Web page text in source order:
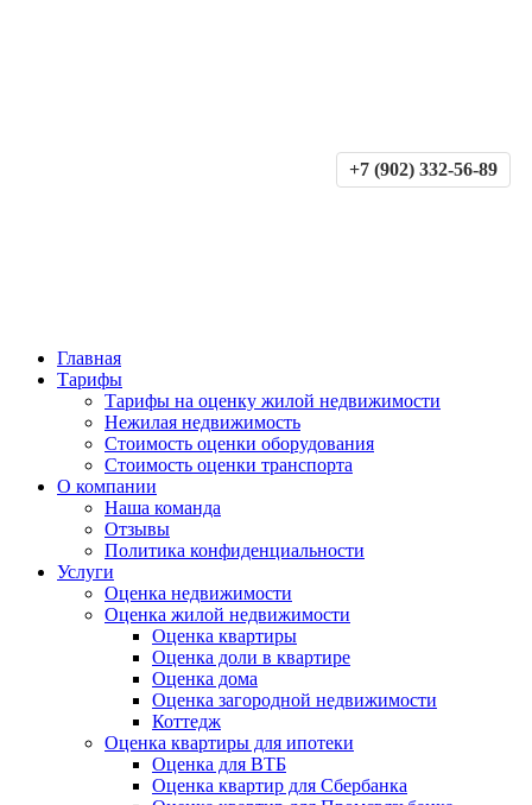
+7 (902) 332-56-89
Главная
Тарифы
Тарифы на оценку жилой недвижимости
Нежилая недвижимость
Стоимость оценки оборудования
Стоимость оценки транспорта
О компании
Наша команда
Отзывы
Политика конфиденциальности
Услуги
Оценка недвижимости
Оценка жилой недвижимости
Оценка квартиры
Оценка доли в квартире
Оценка дома
Оценка загородной недвижимости
Коттедж
Оценка квартиры для ипотеки
Оценка для ВТБ
Оценка квартир для Сбербанка